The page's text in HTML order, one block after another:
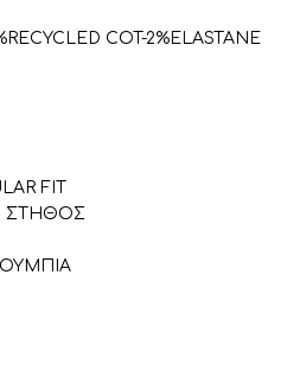
COT-2%ELASTANE
FIT
ΣΤΗΘΟΣ